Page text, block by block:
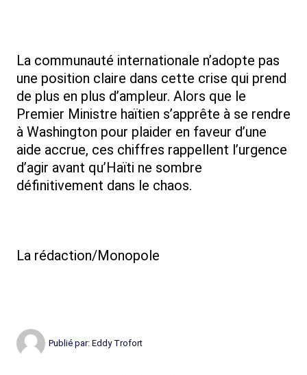
La communauté internationale n’adopte pas
une position claire dans cette crise qui prend
de plus en plus d’ampleur. Alors que le
Premier Ministre haïtien s’apprête à se rendre
à Washington pour plaider en faveur d’une
aide accrue, ces chiffres rappellent l’urgence
d’agir avant qu’Haïti ne sombre
définitivement dans le chaos.
La rédaction/Monopole
Publié par: Eddy Trofort